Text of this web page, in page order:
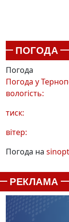
ПОГОДА
Погода
Погода у
вологість:
тиск:
вітер:
Погода на
РЕКЛАМА